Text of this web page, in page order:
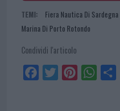
TEMI: Fiera Nautica Di Sardegna
Marina Di Porto Rotondo
Condividi l'articolo
Fa
ce
Tw
itt
Pi
nt
W
ha
Sh